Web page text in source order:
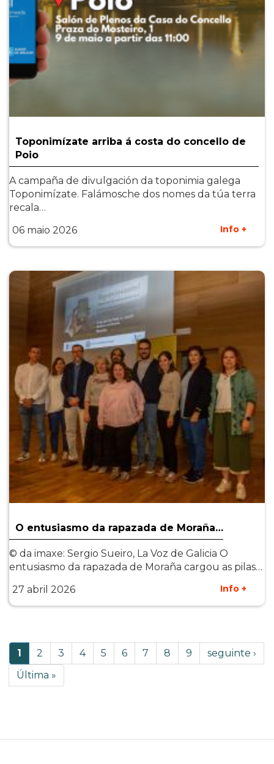
Toponimízate arriba á costa do concello de
Poio
A campaña de divulgación da toponimia galega
Toponimízate. Falámosche dos nomes da túa terra
recala…
06 maio 2026
Info +
O entusiasmo da rapazada de Moraña…
© da imaxe: Sergio Sueiro, La Voz de Galicia O
entusiasmo da rapazada de Moraña cargou as pilas…
27 abril 2026
Info +
Paxinación
Páxina
actual
1 Page
2 Page
3 Page
4 Page
5 Page
6 Page
7 Page
8 Page
9
Páxina
Seguinte
seguinte ›
Last
page
Última »